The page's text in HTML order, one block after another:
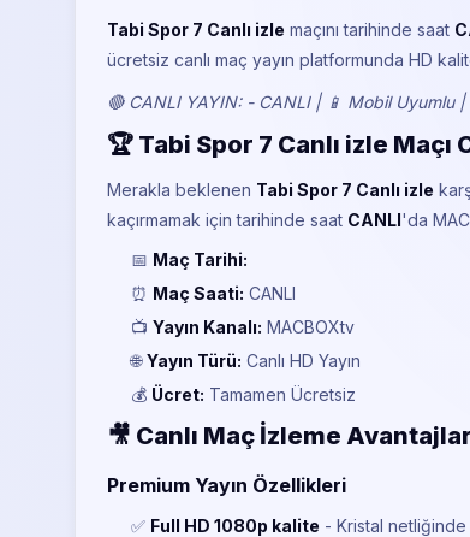
Tabi Spor 7 Canlı izle maçınıtarihinde saat
ücretsiz canlı maç yayın platformunda HD
🔴 CANLI YAYIN: - CANLI | 📱 Mobil Uyumlu
🏆 Tabi Spor 7 Canlı izle Maçı
Merakla beklenen Tabi Spor 7 Canlı izle
kaçırmamak içintarihinde saat CANLI'da
📅 Maç Tarihi:
⏰ Maç Saati: CANLI
📺 Yayın Kanalı: MACBOXtv
🌐Yayın Türü: Canlı HD Yayın
💰 Ücret: Tamamen Ücretsiz
🎥 Canlı Maç İzleme
Premium Yayın Özellikleri
✅ Full HD 1080p kalite - Kristal